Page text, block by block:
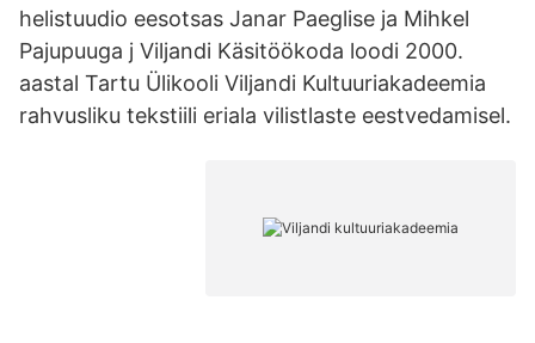
helistuudio eesotsas Janar Paeglise ja Mihkel
Pajupuuga j Viljandi Käsitöökoda loodi 2000.
aastal Tartu Ülikooli Viljandi Kultuuriakadeemia
rahvusliku tekstiili eriala vilistlaste eestvedamisel.